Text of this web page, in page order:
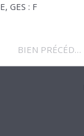
E, GES : F
BIEN PRÉCÉDENT